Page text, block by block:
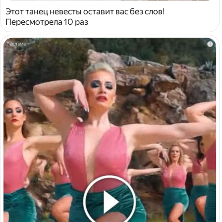
Этот танец невесты оставит вас без слов!
Пересмотрела 10 раз
i